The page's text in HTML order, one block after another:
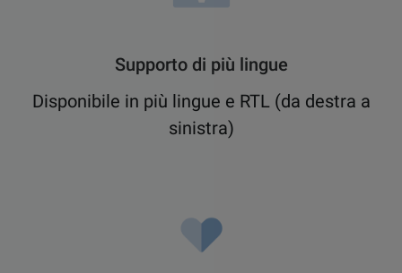
Supporto di più lingue
Disponibile in più lingue e RTL (da destra a
sinistra)